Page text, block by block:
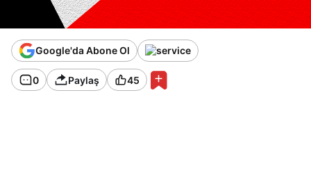
Google'da Abone Ol
0 Paylaş 45